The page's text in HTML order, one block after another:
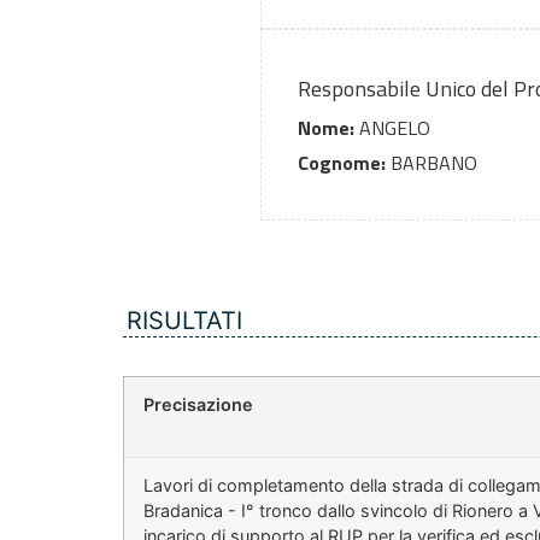
Responsabile Unico del
Nome:ANGELO
Cognome: BARBANO
RISULTATI
Precisazione
Lavori di completamento della strada di
Bradanica - I° tronco dallo svincolo di Rionero